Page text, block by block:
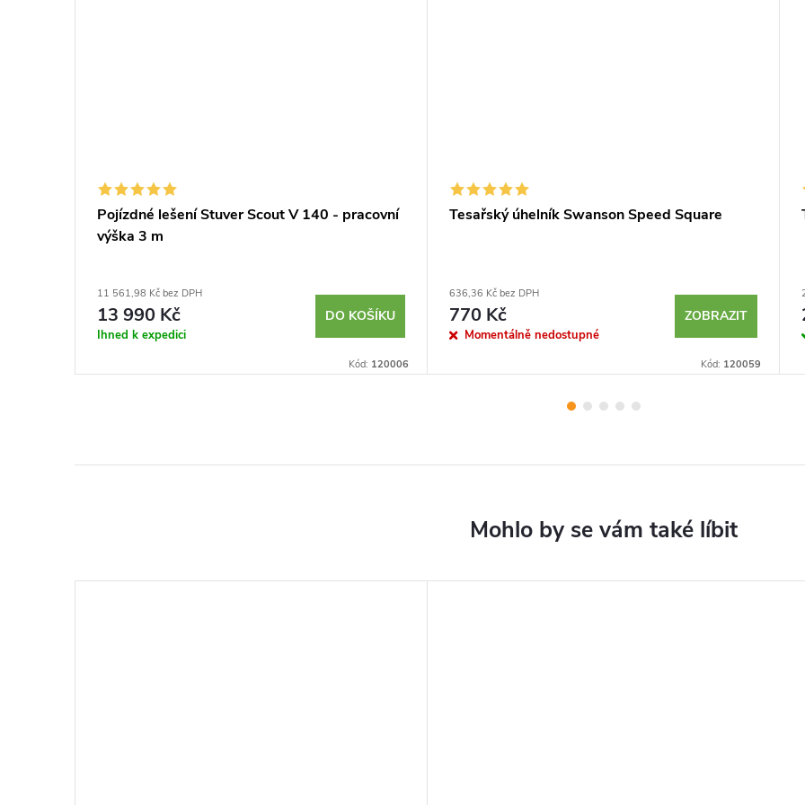
Pojízdné lešení Stuver Scout V 140 - pracovní
výška 3 m
11 561,98 Kč bez DPH
13 990 Kč
Ihned k expedici
DO KOŠÍKU
Kód: 120006
Tesařský úhelník Swanson Speed Square
636,36 Kč bez DPH
770 Kč
Momentálně nedostupné
ZOBRAZIT
Kód: 120059